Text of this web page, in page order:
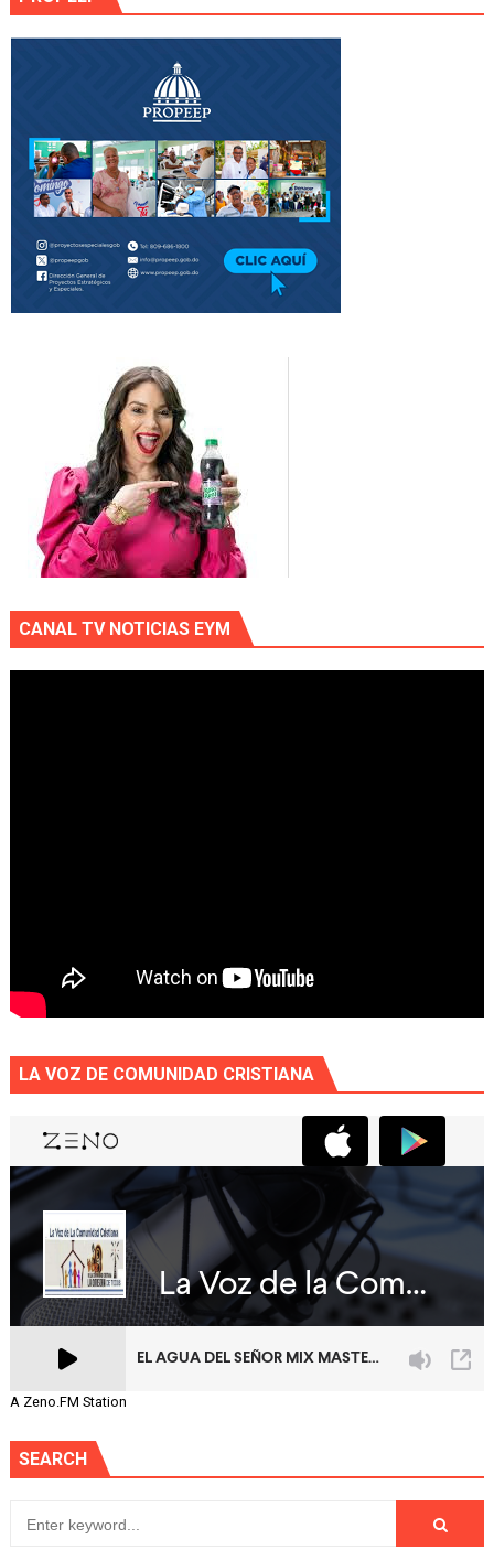
CANAL TV NOTICIAS EYM
LA VOZ DE COMUNIDAD CRISTIANA
A Zeno.FM Station
SEARCH